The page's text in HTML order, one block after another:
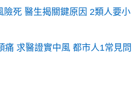
險死 醫生揭關鍵原因 2類人要小
痛 求醫證實中風 都市人1常見問